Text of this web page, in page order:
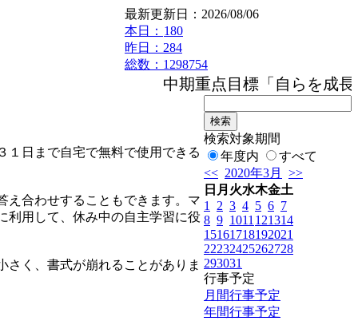
最新更新日：2026/08/06
本日： 180
昨日：284
総数：1298754
中期重点目標「自らを成長
１日まで自宅で無料で使用できる
え合わせすることもできます。マ
利用して、休み中の自主学習に役
く、書式が崩れることがありま
検索対象期間
年度内
すべて
<< 2020年3月
>>
日 月 火水木金土
1
2 3 4 5 6 7
8 9 1011 121314
15161718192021
22232425262728
293031
行事予定
月間行事予定
年間行事予定